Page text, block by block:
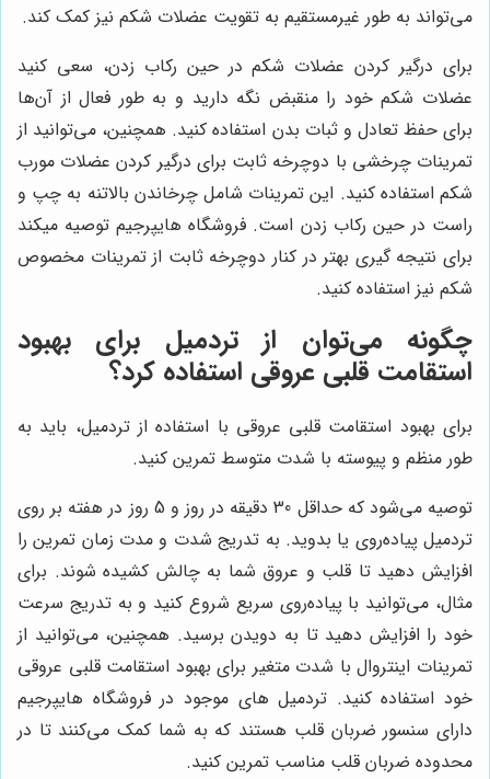
می‌تواند به طور غیرمستقیم به تقویت عضلات شکم نیز کمک کند.
برای درگیر کردن عضلات شکم در حین رکاب زدن، سعی کنید
عضلات شکم خود را منقبض نگه دارید و به طور فعال از آن‌ها
برای حفظ تعادل و ثبات بدن استفاده کنید. همچنین، می‌توانید از
تمرینات چرخشی با دوچرخه ثابت برای درگیر کردن عضلات مورب
شکم استفاده کنید. این تمرینات شامل چرخاندن بالاتنه به چپ و
راست در حین رکاب زدن است. فروشگاه هایپرجیم توصیه میکند
برای نتیجه گیری بهتر در کنار دوچرخه ثابت از تمرینات مخصوص
شکم نیز استفاده کنید.
چگونه می‌توان از تردمیل برای بهبود
استقامت قلبی عروقی استفاده کرد؟
برای بهبود استقامت قلبی عروقی با استفاده از تردمیل، باید به
طور منظم و پیوسته با شدت متوسط تمرین کنید.
توصیه می‌شود که حداقل 30 دقیقه در روز و 5 روز در هفته بر روی
تردمیل پیاده‌روی یا بدوید. به تدریج شدت و مدت زمان تمرین را
افزایش دهید تا قلب و عروق شما به چالش کشیده شوند. برای
مثال، می‌توانید با پیاده‌روی سریع شروع کنید و به تدریج سرعت
خود را افزایش دهید تا به دویدن برسید. همچنین، می‌توانید از
تمرینات اینتروال با شدت متغیر برای بهبود استقامت قلبی عروقی
خود استفاده کنید. تردمیل های موجود در فروشگاه هایپرجیم
دارای سنسور ضربان قلب هستند که به شما کمک می‌کنند تا در
محدوده ضربان قلب مناسب تمرین کنید.